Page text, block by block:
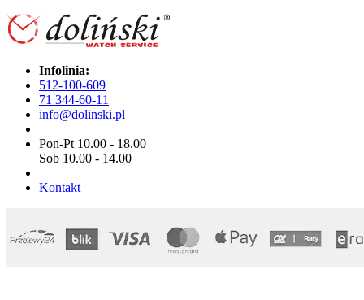
Infolinia:
512-100-609
71 344-60-11
info@dolinski.pl
Pon-Pt 10.00 - 18.00
Sob 10.00 - 14.00
Kontakt